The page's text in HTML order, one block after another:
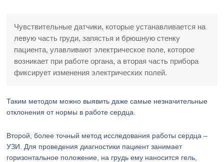
Чувствительные датчики, которые устанавливается на
левую часть груди, запястья и брюшную стенку
пациента, улавливают электрическое поле, которое
возникает при работе органа, а вторая часть прибора
фиксирует изменения электрических полей.
Таким методом можно выявить даже самые незначительные
отклонения от нормы в работе сердца.
Второй, более точный метод исследования работы сердца –
УЗИ. Для проведения диагностики пациент занимает
горизонтальное положение, на грудь ему наносится гель,